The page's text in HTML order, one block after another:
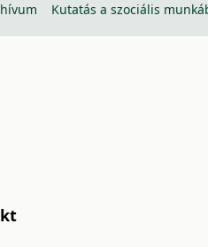
Kutatás a szociális